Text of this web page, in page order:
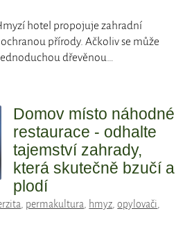
hotel propojuje zahradní
přírody. Ačkoliv se může
dřevěnou…
Domov místo náhodné
restaurace - odhalte
tajemství zahrady,
která skutečně bzučí a
plodí
, permakultura, hmyz,opylovači,